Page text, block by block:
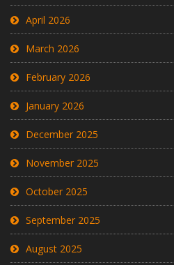
April 2026
March 2026
February 2026
January 2026
December 2025
November 2025
October 2025
September 2025
August 2025